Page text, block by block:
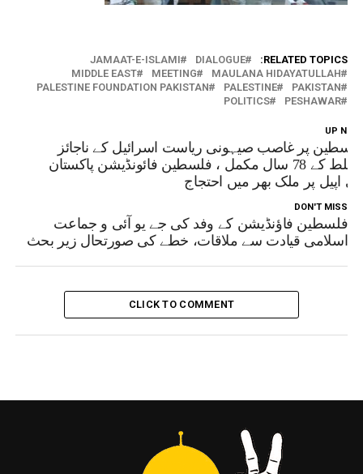
RELATED TOPICS:
DIALOGUE
JAMAAT-E-ISLAMI
MAULANA HIDAYATULLAH
MEETING
MIDDLE EAST
PAKISTAN
PALESTINE
PALESTINE FOUNDATION PAKISTAN
PESHAWAR
POLITICS
UP
پر غاصب صیہونی ریاست اسرائیل کے ناجائز
تسلط کے 78 سال مکمل ، فلسطین فائونڈیشن پاکستان
اپیل پر ملک بھر میں احتجاج
DON'T MISS
فلسطین فاؤنڈیشن کے وفد کی جے یو آئی و جماعت
اسلامی قیادت سے ملاقات، خطے کی صورتحال زیر بحث
CLICK TO COMMENT